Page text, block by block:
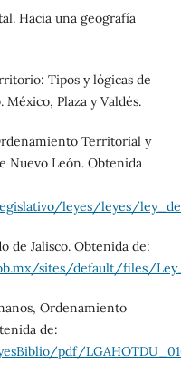
Hacia una geografía
Tipos y lógicas de
Plaza y Valdés.
Territorial y
Nuevo León. Obtenida
leyes/leyes/
de Jalisco. Obtenida de:
sites/default/files/
Ordenamiento
de:
pdf/